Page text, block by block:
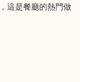
這是餐廳的熱門做